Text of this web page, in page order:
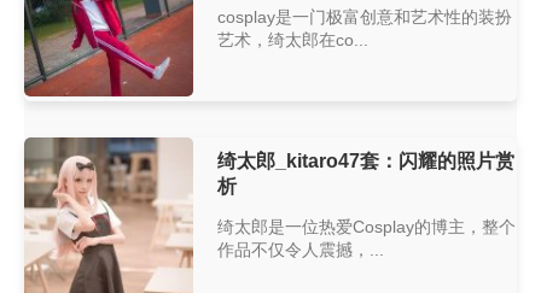
cosplay是一门极富创意和艺术性的装扮
艺术，绮太郎在co...
绮太郎_kitaro47套：闪耀的照片赏
析
绮太郎是一位热爱Cosplay的博主，整个
作品不仅令人震撼，...